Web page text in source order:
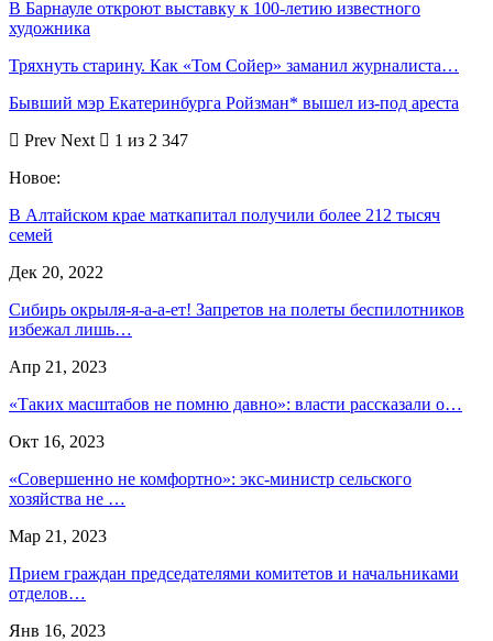
В Барнауле откроют выставку к 100-летию известного
художника
Тряхнуть старину. Как «Том Сойер» заманил журналиста…
Бывший мэр Екатеринбурга Ройзман* вышел из-под ареста
Prev Next
1 из 2 347
Новое:
В Алтайском крае маткапитал получили более 212 тысяч
семей
Дек 20, 2022
Сибирь окрыля-я-а-а-ет! Запретов на полеты беспилотников
избежал лишь…
Апр 21, 2023
«Таких масштабов не помню давно»: власти рассказали о…
Окт 16, 2023
«Совершенно не комфортно»: экс-министр сельского
хозяйства не …
Мар 21, 2023
Прием граждан председателями комитетов и начальниками
отделов…
Янв 16, 2023